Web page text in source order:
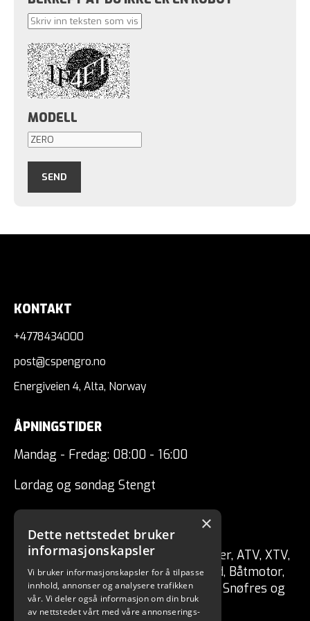
HJUL & EKSTRAUTSTYR
FORDEKK: 165/65
BAKDEKK: 165/65
FORLYS:
ELEKTRONIKK
FARGE LCD-SKJERM:
REKKEVIDDE: 112.5km
UTSLIPP:
GARANTI: 5
MODELL
KONTAKT
+4778434000
post@cspengro.no
Energiveien 4, Alta, Norway
ÅPNINGSTIDER
Mandag - Fredag: 08:00 - 16:00
Lørdag og søndag Stengt
CSP ENGRO AS
Forhandler av fritidskjøretøy Tilhenger, ATV, XTV,
UTV, Mopedbil, Snøscooter, MC, Moped, Båtmotor,
Båt, Vannscooter, Elektriske kjøretøy, Snøfres og
redskaper for skog / hage.
×
Dette nettstedet bruker
informasjonskapsler
Vi bruker informasjonskapsler for å tilpasse
innhold, annonser og analysere trafikken
vår. Vi deler også informasjon om din bruk
av nettstedet vårt med våre annonserings-